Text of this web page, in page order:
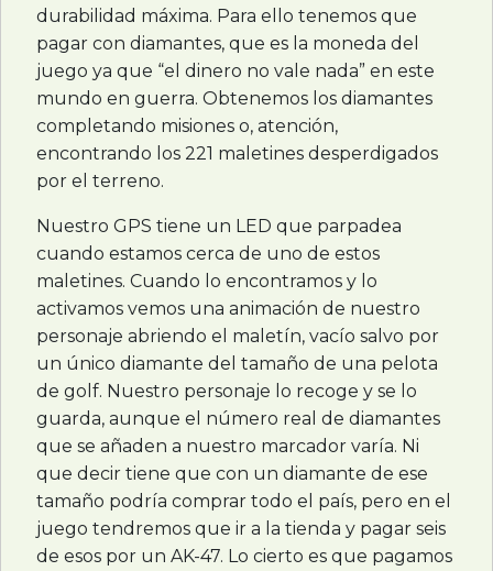
durabilidad máxima. Para ello tenemos que
pagar con diamantes, que es la moneda del
juego ya que “el dinero no vale nada” en este
mundo en guerra. Obtenemos los diamantes
completando misiones o, atención,
encontrando los 221 maletines desperdigados
por el terreno.
Nuestro GPS tiene un LED que parpadea
cuando estamos cerca de uno de estos
maletines. Cuando lo encontramos y lo
activamos vemos una animación de nuestro
personaje abriendo el maletín, vacío salvo por
un único diamante del tamaño de una pelota
de golf. Nuestro personaje lo recoge y se lo
guarda, aunque el número real de diamantes
que se añaden a nuestro marcador varía. Ni
que decir tiene que con un diamante de ese
tamaño podría comprar todo el país, pero en el
juego tendremos que ir a la tienda y pagar seis
de esos por un AK-47. Lo cierto es que pagamos